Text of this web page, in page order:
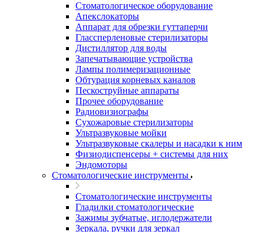
Стоматологическое оборудование
Апекслокаторы
Аппарат для обрезки гуттаперчи
Глассперленовые стерилизаторы
Дистиллятор для воды
Запечатывающие устройства
Лампы полимеризационные
Обтурация корневых каналов
Пескоструйные аппараты
Прочее оборудование
Радиовизиографы
Сухожаровые стерилизаторы
Ультразвуковые мойки
Ультразвуковые скалеры и насадки к ним
Физиодиспенсеры + системы для них
Эндомоторы
Стоматологические инструменты
Стоматологические инструменты
Гладилки стоматологические
Зажимы зубчатые, иглодержатели
Зеркала, ручки для зеркал